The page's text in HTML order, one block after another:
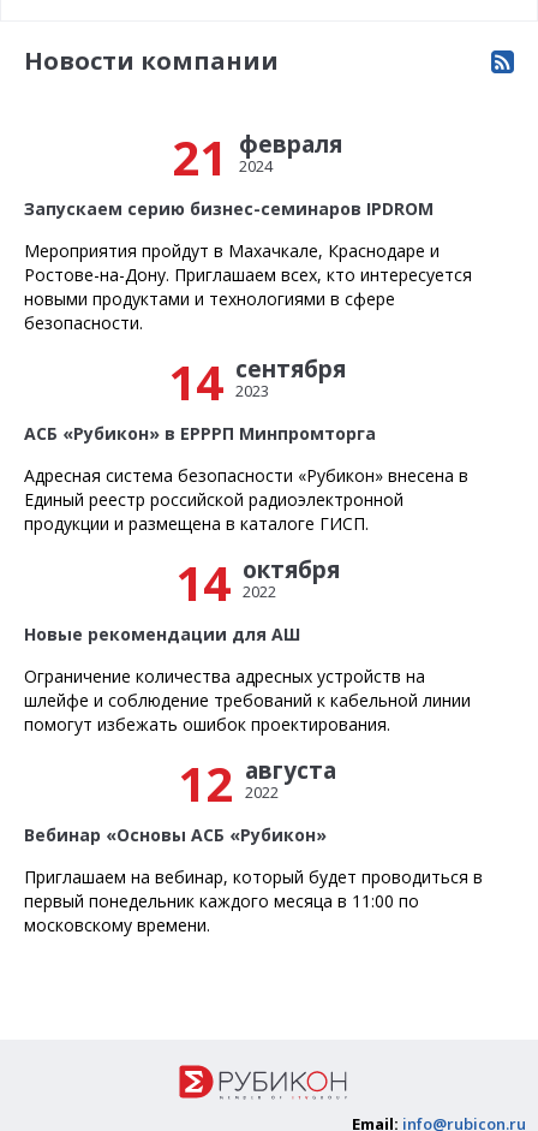
Новости компании
21 февраля
2024
Запускаем серию бизнес-семинаров IPDROM
Мероприятия пройдут в Махачкале, Краснодаре и
Ростове-на-Дону. Приглашаем всех, кто интересуется
новыми продуктами и технологиями в сфере
безопасности.
14 сентября
2023
АСБ «Рубикон» в ЕРРРП Минпромторга
Адресная система безопасности «Рубикон» внесена в
Единый реестр российской радиоэлектронной
продукции и размещена в каталоге ГИСП.
14 октября
2022
Новые рекомендации для АШ
Ограничение количества адресных устройств на
шлейфе и соблюдение требований к кабельной линии
помогут избежать ошибок проектирования.
12 августа
2022
Вебинар «Основы АСБ «Рубикон»
Приглашаем на вебинар, который будет проводиться в
первый понедельник каждого месяца в 11:00 по
московскому времени.
Email: info@rubicon.ru